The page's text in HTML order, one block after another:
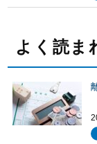
よく読ま